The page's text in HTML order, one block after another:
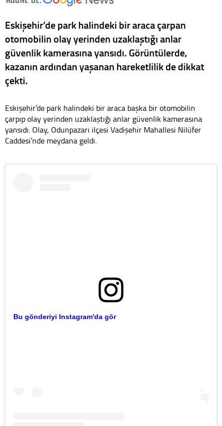
Eskişehir’de park halindeki bir araca çarpan
otomobilin olay yerinden uzaklaştığı anlar
güvenlik kamerasına yansıdı. Görüntülerde,
kazanın ardından yaşanan hareketlilik de dikkat
çekti.
Eskişehir’de park halindeki bir araca başka bir otomobilin
çarpıp olay yerinden uzaklaştığı anlar güvenlik kamerasına
yansıdı. Olay, Odunpazarı ilçesi Vadişehir Mahallesi Nilüfer
Caddesi’nde meydana geldi.
Bu gönderiyi Instagram'da gör